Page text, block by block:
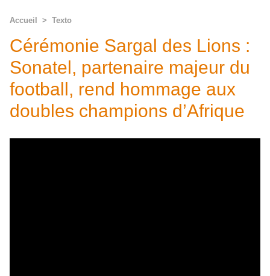
Accueil > Texto
Cérémonie Sargal des Lions :
Sonatel, partenaire majeur du
football, rend hommage aux
doubles champions d’Afrique